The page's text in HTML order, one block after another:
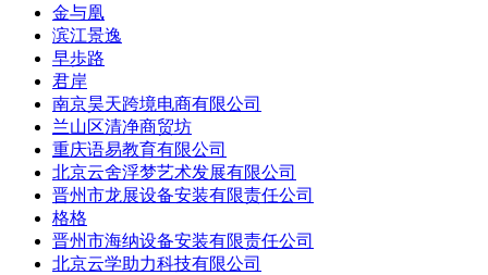
金与凰
滨江景逸
早歩路
君岸
南京昊天跨境电商有限公司
兰山区清净商贸坊
重庆语易教育有限公司
北京云舍浮梦艺术发展有限公司
晋州市龙展设备安装有限责任公司
格格
晋州市海纳设备安装有限责任公司
北京云学助力科技有限公司